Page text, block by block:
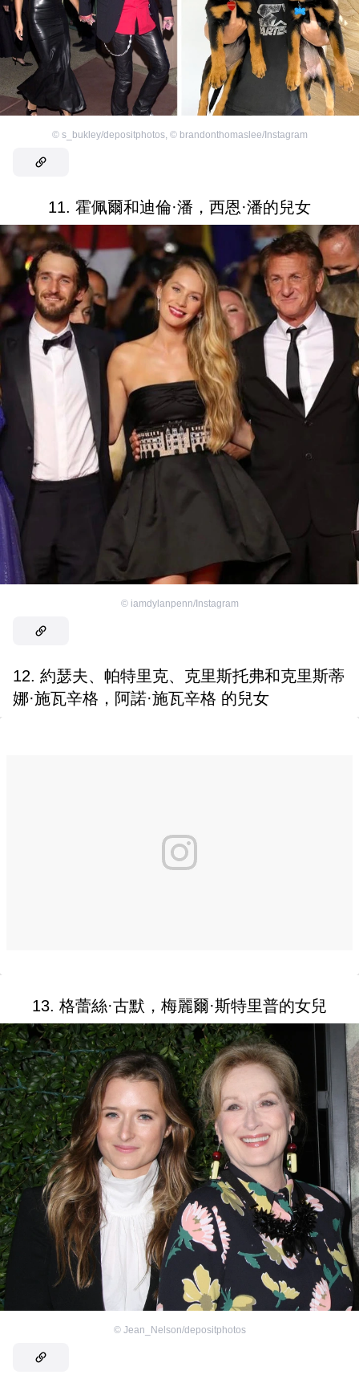
© s_bukley/depositphotos, © brandonthomaslee/Instagram
11. 霍佩爾和迪倫·潘，西恩·潘的兒女
© iamdylanpenn/Instagram
12. 約瑟夫、帕特里克、克里斯托弗和克里斯蒂
娜·施瓦辛格，阿諾·施瓦辛格 的兒女
13. 格蕾絲·古默，梅麗爾·斯特里普的女兒
© Jean_Nelson/depositphotos